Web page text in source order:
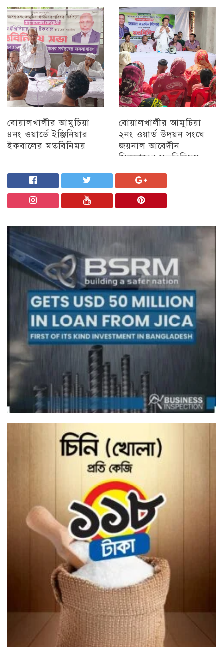
চট্টগ্রাম
বোয়ালখালীর আমুচিয়া
৪নং ওয়ার্ডে ইঞ্জিনিয়ার
ইকবালের মতবিনিময়
বোয়ালখালীর আমুচিয়া
২নং ওয়ার্ড উদয়ন সংঘে
জয়নাল আবেদীন
সিকদারের মতবিনিময়
অন্যান্য